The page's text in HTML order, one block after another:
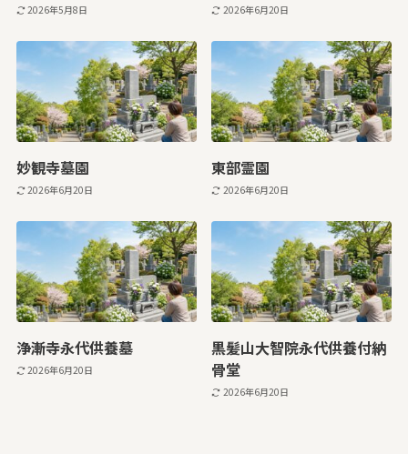
2026年5月8日 2026年6月20日
妙観寺墓園
2026年6月20日
東部霊園
2026年6月20日
浄漸寺永代供養墓
2026年6月20日
黒髪山大智院永代供養付納
骨堂
2026年6月20日